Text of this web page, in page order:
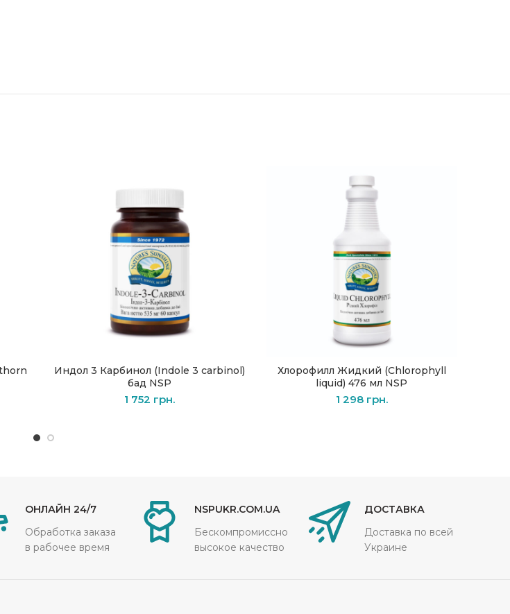
В КОРЗИНУ
Индол 3 Карбинол (Indole 3 carbinol)
бад NSP
1 752 грн.
В КОРЗИНУ
Хлорофилл Жидкий (Chlorophyll
liquid) 476 мл NSP
1 298 грн.
ОНЛАЙН 24/7
Обработка заказа
в рабочее время
NSPUKR.COM.UA
Бескомпромиссно
высокое качество
ДОСТАВКА
Доставка по всей
Украине